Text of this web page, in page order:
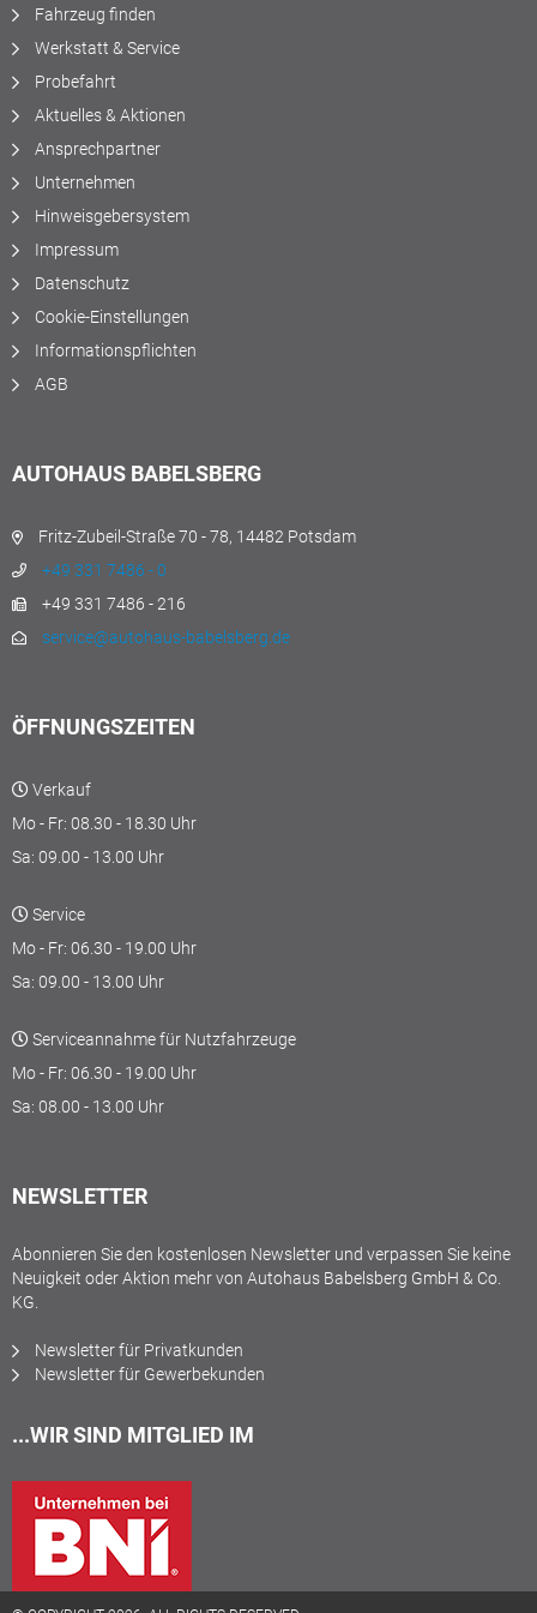
Fahrzeug finden
Werkstatt & Service
Probefahrt
Aktuelles & Aktionen
Ansprechpartner
Unternehmen
Hinweisgebersystem
Impressum
Datenschutz
Cookie-Einstellungen
Informationspflichten
AGB
AUTOHAUS BABELSBERG
Fritz-Zubeil-Straße 70 - 78, 14482 Potsdam
+49 331 7486 - 0
+49 331 7486 - 216
service@autohaus-babelsberg.de
ÖFFNUNGSZEITEN
Verkauf
Mo - Fr: 08.30 - 18.30 Uhr
Sa: 09.00 - 13.00 Uhr
Service
Mo - Fr: 06.30 - 19.00 Uhr
Sa: 09.00 - 13.00 Uhr
Serviceannahme für Nutzfahrzeuge
Mo - Fr: 06.30 - 19.00 Uhr
Sa: 08.00 - 13.00 Uhr
NEWSLETTER
Abonnieren Sie den kostenlosen Newsletter und verpassen Sie keine
Neuigkeit oder Aktion mehr von Autohaus Babelsberg GmbH & Co.
KG.
Newsletter für Privatkunden
Newsletter für Gewerbekunden
...WIR SIND MITGLIED IM